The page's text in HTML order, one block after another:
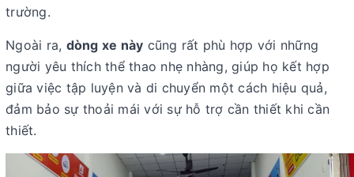
trường.
Ngoài ra, dòng xe này cũng rất phù hợp với những
người yêu thích thể thao nhẹ nhàng, giúp họ kết hợp
giữa việc tập luyện và di chuyển một cách hiệu quả,
đảm bảo sự thoải mái với sự hỗ trợ cần thiết khi cần
thiết.